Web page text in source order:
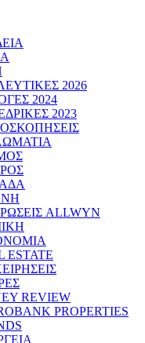
2026
2024
2023
ALLWYN
ESTATE
REVIEW
PROPERTIES